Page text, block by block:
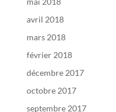
avril 2018
mars 2018
février 2018
décembre 2017
octobre 2017
septembre 2017